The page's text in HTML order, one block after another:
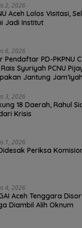
2, 2026
Aceh Lolos Visitasi,
Jadi Institut
6, 2026
Pendaftar PD-PKPNU
Syuriyah PCNU
Jantung Jam’iyah
3, 2026
18 Daerah, Rahul
Krisis
1, 2026
Periksa
4, 2026
Aceh Tenggara
Diambil Alih Oknum